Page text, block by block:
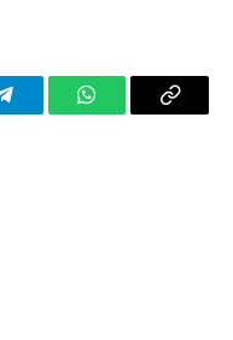
TelegramWhatsAppCopy